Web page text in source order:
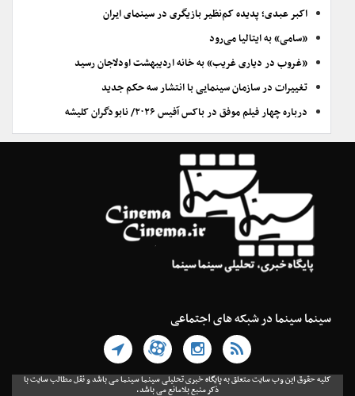
اکبر عبدی؛ پدیده کم‌نظیر بازیگری در سینمای ایران
«سامی» به ایتالیا می‌رود
«غروب در دیاری غریب» به خانه اردیبهشت اودلاجان رسید
تغییرات در سازمان سینمایی با انتشار سه حکم جدید
درباره چهار فیلم موفق در باکس آفیس ۲۰۲۶/ نابودگران کلیشه
سینما سینما در شبکه های اجتماعی
کلیه حقوق این وب سایت متعلق به پایگاه خبری تحلیلی سینما سینما می باشد و نقل مطالب سایت با
ذکر منبع بلامانع می باشد.